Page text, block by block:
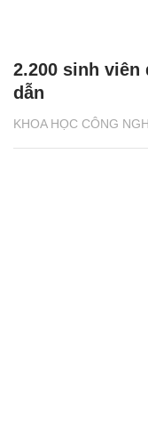
KHOA HỌC CÔNG
2.200 sinh viên
dẫn